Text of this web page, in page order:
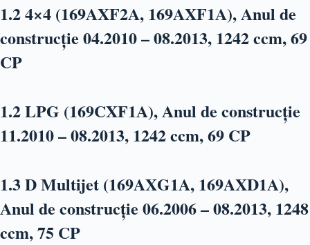
1.2 4×4 (169AXF2A, 169AXF1A), Anul de
construcție 04.2010 – 08.2013, 1242 ccm, 69
CP
1.2 LPG (169CXF1A), Anul de construcție
11.2010 – 08.2013, 1242 ccm, 69 CP
1.3 D Multijet (169AXG1A, 169AXD1A),
Anul de construcție 06.2006 – 08.2013, 1248
ccm, 75 CP